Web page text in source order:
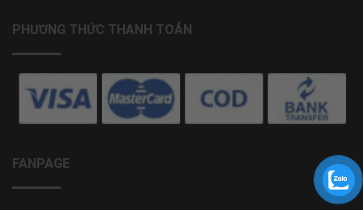
PHƯƠNG THỨC THANH TOÁN
FANPAGE